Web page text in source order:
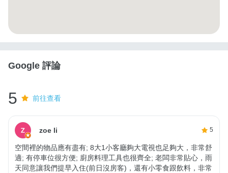
Google 評論
5 前往查看
zoe li 5
空間裡的物品應有盡有; 8大1小客廳夠大電視也足夠大，非常舒
適; 有停車位很方便; 廚房料理工具也很齊全; 老闆非常貼心，雨
天同意讓我們提早入住(前日沒房客)，還有小零食跟飲料，非常